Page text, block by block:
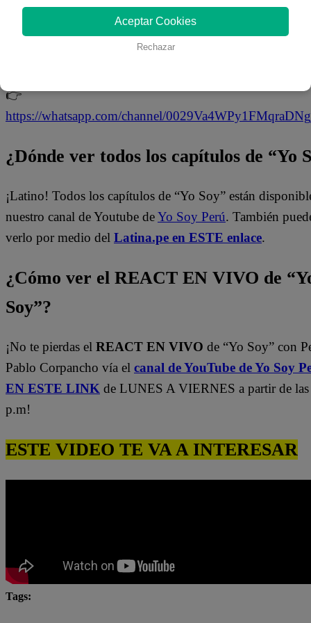
¡No te pierdas de contenido y noticias
Interactúa con los talentos, obtén datos inéditos y
👉
https://whatsapp.com/channel/
¿Dónde ver todos los capítulos de “Yo
¡Latino! Todos los capítulos de “Yo Soy” están
nuestro canal de Youtube deYo Soy Perú. También
verlo por medio del Latina.pe en ESTE enlace.
¿Cómo ver el REACT EN VIVO de
Soy”?
¡No te pierdas el REACT EN VIVO de “Yo Soy” con
Pablo Corpancho vía el canal de YouTube de Yo Soy
EN ESTE LINK de LUNES A VIERNES a partir de
p.m!
ESTE VIDEO TE VA A INTERESAR
Tags:
Aceptar Cookies
Rechazar